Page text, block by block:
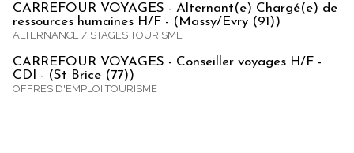
CARREFOUR VOYAGES - Alternant(e) Chargé(e) de
ressources humaines H/F - (Massy/Evry (91))
ALTERNANCE / STAGES TOURISME
CARREFOUR VOYAGES - Conseiller voyages H/F -
CDI - (St Brice (77))
OFFRES D'EMPLOI TOURISME